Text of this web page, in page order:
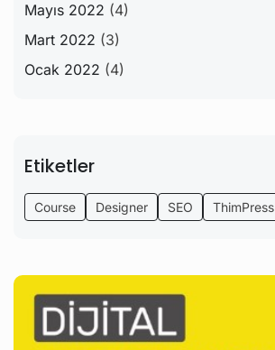
Mayıs 2022 (4)
Mart 2022 (3)
Ocak 2022 (4)
Etiketler
Course Designer SEO ThimPress